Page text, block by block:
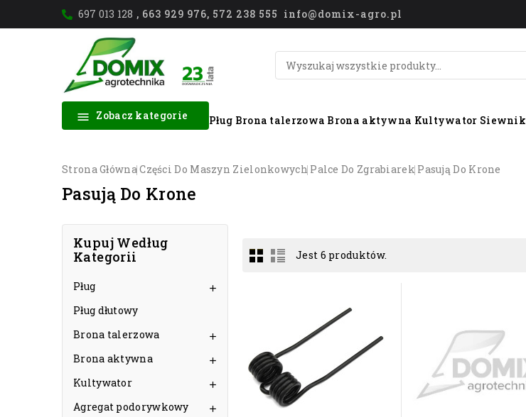
697 013 128 , 663 929 976, 572 238 555 info@domix-agro.pl
 Zobacz kategorie Pług Brona talerzowa Brona aktywna Kultywator Siewnik
Strona GłównaCzęści Do Maszyn Zielonkowych Palce Do Zgrabiarek Pasują Do Krone
Pasują Do Krone
Kupuj Według
Kategorii
Pług 
Pług dłutowy
Brona talerzowa

Brona aktywna 
Kultywator 
Agregat podorywkowy 
Jest 6 produktów.